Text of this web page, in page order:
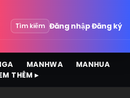
Tìm kiếm Đăng nhậpĐăng ký
MANHWA
MANHUA
THÊM ▸